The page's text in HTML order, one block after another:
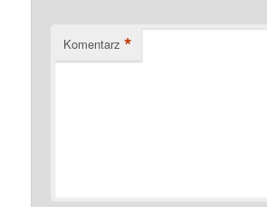
Komentarz *